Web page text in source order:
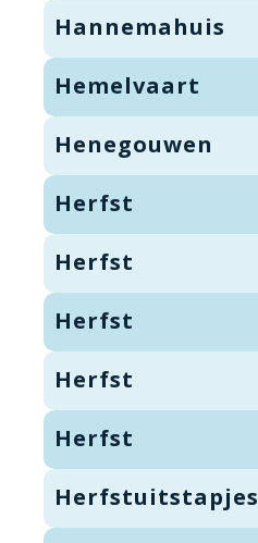
Hannemahuis
Hemelvaart
Henegouwen
Herfst
Herfst
Herfst
Herfst
Herfst
Herfstuitstapjes